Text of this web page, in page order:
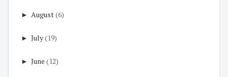
► August(6)
► July(19)
► June (12)